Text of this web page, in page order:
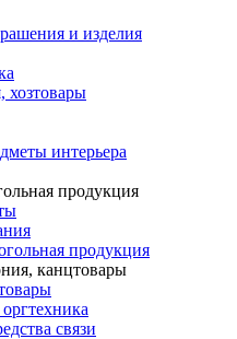
и изделия
хозтовары
интерьера
продукция
продукция
канцтовары
связи